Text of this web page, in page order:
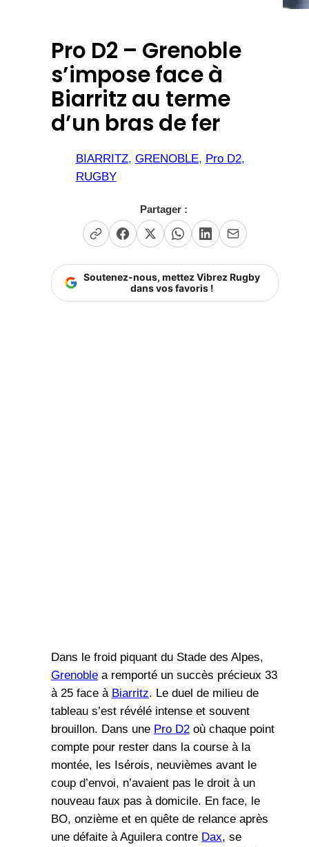
Pro D2 – Grenoble
s’impose face à
Biarritz au terme
d’un bras de fer
BIARRITZ, GRENOBLE, Pro D2
RUGBY
Partager :
Soutenez-nous, mettez Vibrez Rugby
dans vos favoris !
Dans le froid piquant du Stade des Alpes,
Grenoblea remporté un succès précieux 33
à 25 face à Biarritz. Le duel de milieu de
tableau s’est révélé intense et souvent
brouillon. Dans une Pro D2où chaque point
compte pour rester dans la course à la
montée, les Isérois, neuvièmes avant le
coup d’envoi, n’avaient pas le droit à un
nouveau faux pas à domicile. En face, le
BO, onzième et en quête de relance après
une défaite à Aguilera contre Dax, se